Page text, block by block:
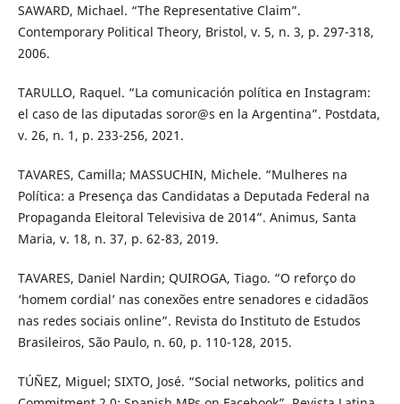
SAWARD, Michael. “The Representative Claim”.
Contemporary Political Theory, Bristol, v. 5, n. 3, p. 297-318,
2006.
TARULLO, Raquel. “La comunicación política en Instagram:
el caso de las diputadas soror@s en la Argentina”. Postdata,
v. 26, n. 1, p. 233-256, 2021.
TAVARES, Camilla; MASSUCHIN, Michele. “Mulheres na
Política: a Presença das Candidatas a Deputada Federal na
Propaganda Eleitoral Televisiva de 2014”. Animus, Santa
Maria, v. 18, n. 37, p. 62-83, 2019.
TAVARES, Daniel Nardin; QUIROGA, Tiago. “O reforço do
‘homem cordial’ nas conexões entre senadores e cidadãos
nas redes sociais online”. Revista do Instituto de Estudos
Brasileiros, São Paulo, n. 60, p. 110-128, 2015.
TÚÑEZ, Miguel; SIXTO, José. “Social networks, politics and